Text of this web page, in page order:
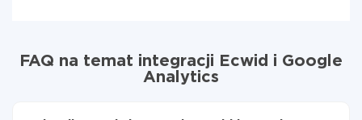
FAQ na temat integracji Ecwid i Google
Analytics